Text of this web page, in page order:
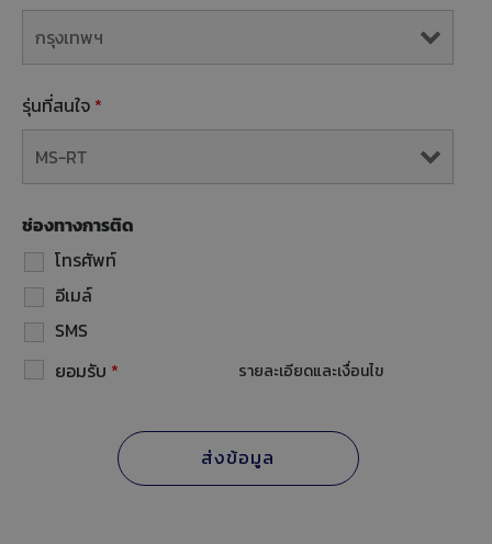
รุ่นที่สนใจ *
ช่องทางการติด
โทรศัพท์
อีเมล์
SMS
ยอมรับ * รายละเอียดและเงื่อนไข